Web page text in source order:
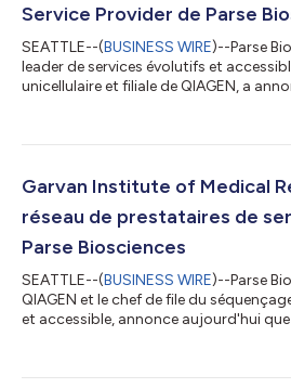
Service Provider de Parse
SEATTLE--(BUSINESS WIRE)--Parse
leader de services évolutifs et
unicellulaire et filiale de QIAGEN, a
nordique à le faire. Basée à
portefeuille de solutions de
Garvan Institute of Medical
réseau de prestataires de
Parse Biosciences
SEATTLE--(BUSINESS WIRE)--Parse
QIAGEN et le chef de file du
et accessible, annonce aujourd'hui
certifiés (CSP). Le partenariat élargit